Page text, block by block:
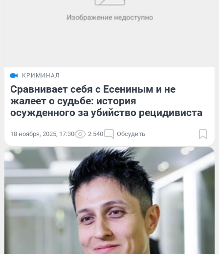
КРИМИНАЛ
Сравнивает себя с Есениным и не
жалеет о судьбе: история
осужденного за убийство рецидивиста
18 ноября, 2025, 17:30 2 540 Обсудить